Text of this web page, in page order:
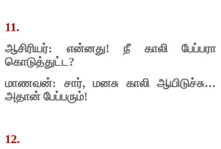
11.
ஆசிரியர்: என்னது! நீ காலி பேப்பரா
கொடுத்துட்ட?
மாணவன்: சார், மனசு காலி ஆயிடுச்சு…
அதான் பேப்பரும்!
12.